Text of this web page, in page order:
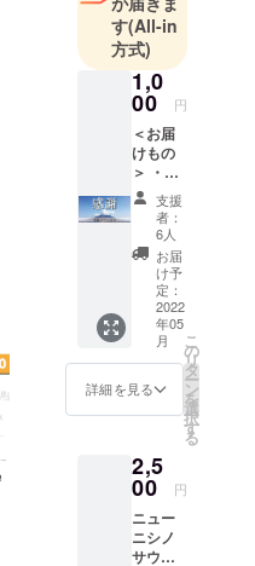
美味しいの
は飲食店と
して当り
前、最幸の
おもてなし
を目指し
日々奮闘す
るも“お客様
感動満足”の
価値観の違
いから、親
友と決別し
なければな
らなかった
り家族とケ
な飲食業で
わらず、な
かなか想い
す(All-in
方式)
1,0
00 円
＜お届
けもの
＞ ・御
礼メー
ル 支援
金は全
て
SHOCH
BAR「I
MORO
CK」の
新設費
用に活
用させ
て頂き
プロ
ジェク
ト完了
後に御
礼の
メッ
支援
者：
6人
お届
け予
定：
2022
年05
月
詳細を見る
こ
の
リ
タ
ー
ン
を
選
択
す
る
2,5
00 円
ニュー
ニシノ
サウナ